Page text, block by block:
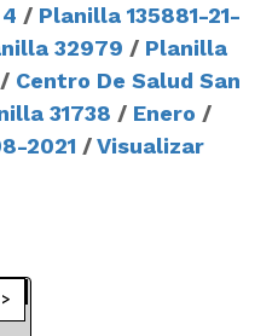
/ Planilla 135881-21-
32979 / Planilla
/ Centro De Salud San
31738 / Enero /
2021 /Visualizar
>